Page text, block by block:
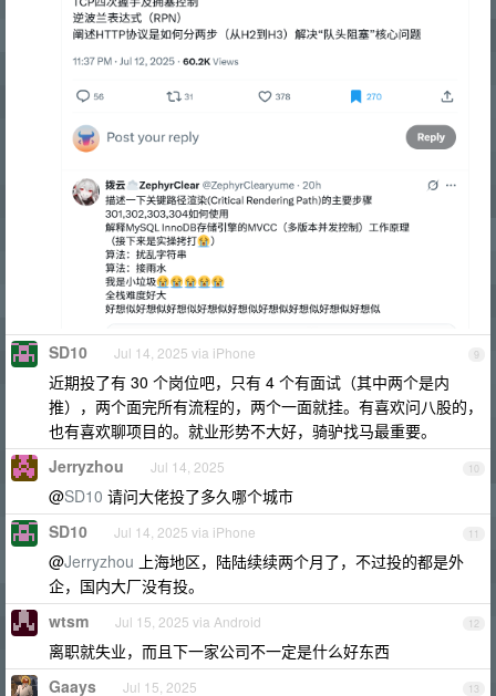
9
SD10 Jul 14, 2025 via iPhone
近期投了有 30 个岗位吧，只有 4 个有面试（其中两个是内
推），两个面完所有流程的，两个一面就挂。有喜欢问八股的，
也有喜欢聊项目的。就业形势不大好，骑驴找马最重要。
10
Jerryzhou Jul 14, 2025
@SD10 请问大佬投了多久哪个城市
11
SD10 Jul 14, 2025 via iPhone
@Jerryzhou 上海地区，陆陆续续两个月了，不过投的都是外
企，国内大厂没有投。
12
wtsm Jul 15, 2025 via Android
离职就失业，而且下一家公司不一定是什么好东西
13
Gaays Jul 15, 2025